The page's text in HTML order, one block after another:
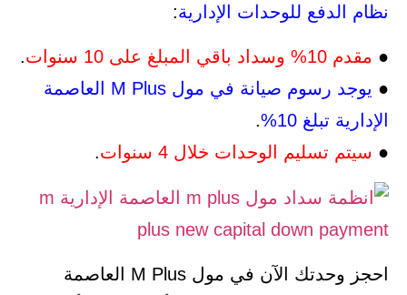
نظام الدفع للوحدات الإدارية:
● مقدم 10% وسداد باقي المبلغ على 10 سنوات
.
●
يوجد رسوم صيانة في مول M Plus العاصمة
الإدارية تبلغ 10%
.
● سيتم تسليم الوحدات خلال 4 سنوات .
احجز وحدتك الآن في مول M Plus العاصمة